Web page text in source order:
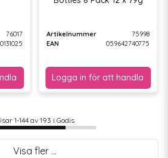
76017
Artikelnummer
75998
EAN
059642740775
1-144 av 193 i Godis
Visa fler ...